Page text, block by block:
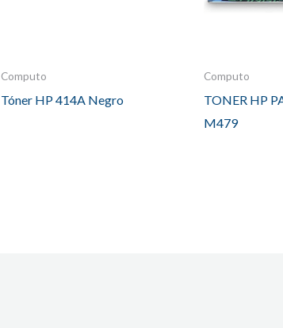
Computo
Tóner HP 414A Negro
Computo
TONER HP
M479